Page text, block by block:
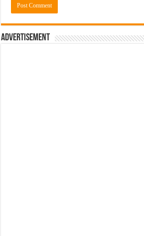
Advertisement